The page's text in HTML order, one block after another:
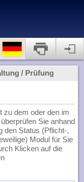
/ Prüfung
zu dem oder den im
Sie anhand
den Status (Pflicht-,
Modul für Sie
Klicken auf die